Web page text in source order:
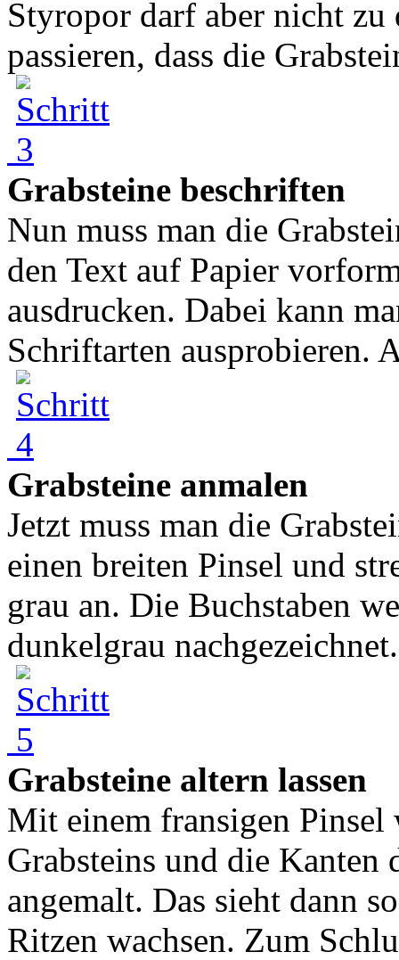
Styropor darf aber nicht zu
passieren, dass die
Grabsteine beschriften
Nun muss man die
den Text auf Papier
ausdrucken. Dabei kann
Schriftarten ausprobieren.
Grabsteine anmalen
Jetzt muss man die
einen breiten Pinsel und
grau an. Die Buchstaben
dunkelgrau
Grabsteine altern lassen
Mit einem fransigen Pinsel
Grabsteins und die
angemalt. Das sieht dann
Ritzen wachsen. Zum